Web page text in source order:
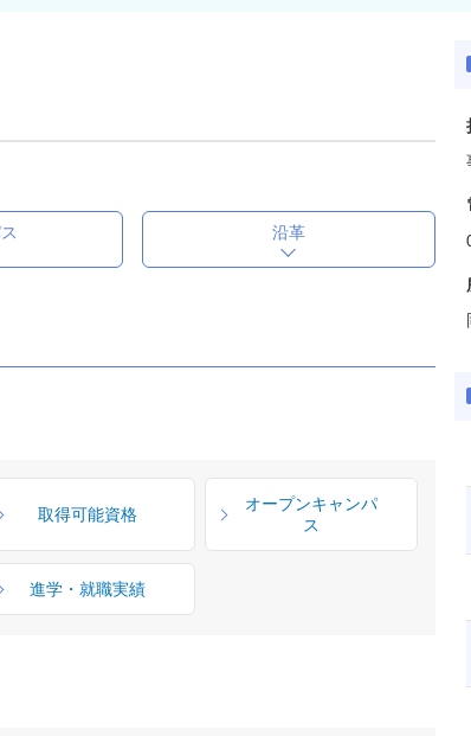
沿革
取得可能資格
オープンキャンパ
ス
進学・就職実績